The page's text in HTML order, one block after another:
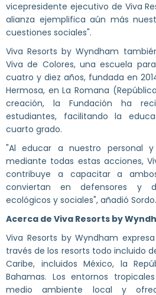
vicepresidente ejecutivo de Viva
alianza ejemplifica aún más
cuestiones sociales".
Viva Resorts by Wyndham
Viva de Colores, una escuela
cuatro y diez años, fundada en
Hermosa, en La Romana
creación, la Fundación ha
estudiantes, facilitando la
cuarto grado.
"Al educar a nuestro personal
mediante todas estas acciones,
contribuye a capacitar a
conviertan en defensores y
ecológicos y sociales", añadió Sordo.
Acerca de Viva Resorts by
Viva Resorts by Wyndham
través de los resorts todo incluido
Caribe, incluidos México, la
Bahamas. Los entornos
medio ambiente local y